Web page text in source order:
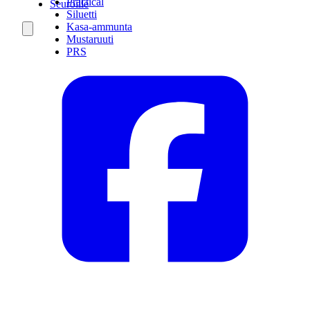
Siluetti
Kasa-ammunta
Mustaruuti
PRS
Seuroille